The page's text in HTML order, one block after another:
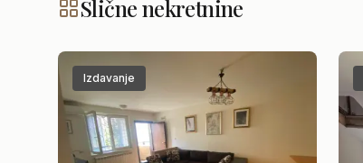
Slične nekretnine
Izdavanje